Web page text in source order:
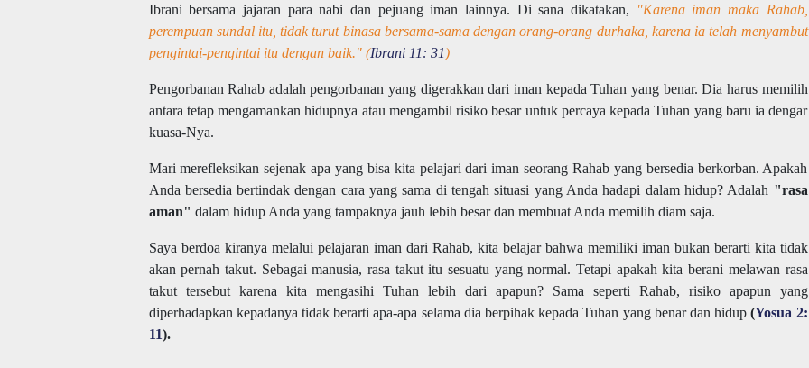
Ibrani bersama jajaran para nabi dan pejuang iman lainnya. Di sana dikatakan, "Karena iman maka Rahab,
perempuan sundal itu, tidak turut binasa bersama-sama dengan orang-orang durhaka, karena ia telah menyambut
pengintai-pengintai itu dengan baik." (Ibrani 11: 31)
Pengorbanan Rahab adalah pengorbanan yang digerakkan dari iman kepada Tuhan yang benar. Dia harus memilih
antara tetap mengamankan hidupnya atau mengambil risiko besar untuk percaya kepada Tuhan yang baru ia dengar
kuasa-Nya.
Mari merefleksikan sejenak apa yang bisa kita pelajari dari iman seorang Rahab yang bersedia berkorban. Apakah
Anda bersedia bertindak dengan cara yang sama di tengah situasi yang Anda hadapi dalam hidup? Adalah "rasa
aman" dalam hidup Anda yang tampaknya jauh lebih besar dan membuat Anda memilih diam saja.
Saya berdoa kiranya melalui pelajaran iman dari Rahab, kita belajar bahwa memiliki iman bukan berarti kita tidak
akan pernah takut. Sebagai manusia, rasa takut itu sesuatu yang normal. Tetapi apakah kita berani melawan rasa
takut tersebut karena kita mengasihi Tuhan lebih dari apapun? Sama seperti Rahab, risiko apapun yang
diperhadapkan kepadanya tidak berarti apa-apa selama dia berpihak kepada Tuhan yang benar dan hidup(Yosua 2:
11).